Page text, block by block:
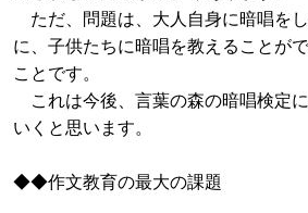
ただ、問題は、大人自身に暗唱を
に、子供たちに暗唱を教えることが
ことです。
これは今後、言葉の森の暗唱検定
いくと思います。
◆◆作文教育の最大の課題